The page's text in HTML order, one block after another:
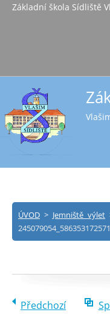
Základní škola
ÚVOD > Jemniště výlet
Předchozí